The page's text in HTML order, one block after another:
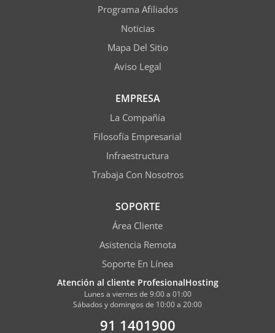
Programa Afiliados
Noticias
Mapa Del Sitio
Aviso Legal
EMPRESA
La Compañía
Filosofía Empresarial
Infraestructura
Trabaja Con Nosotros
SOPORTE
Área Cliente
Asistencia Remota
Soporte En Línea
Atención al cliente ProfesionalHosting
Lunes a viernes de 9:00 a 01:00
Sábados y domingos de 10:00 a 20:00
91 1401900